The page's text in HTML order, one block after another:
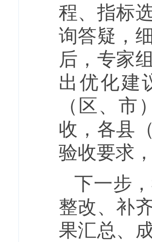
程、指标
询答疑，
后，专家
出优化建
（区、
收，各县
验收要求
下一步
整改、补
果汇总、